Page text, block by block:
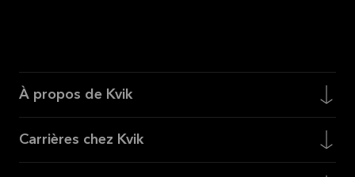
À propos de Kvik
Carrières chez Kvik